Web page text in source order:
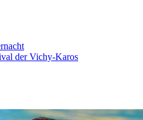
der Vichy-Karos